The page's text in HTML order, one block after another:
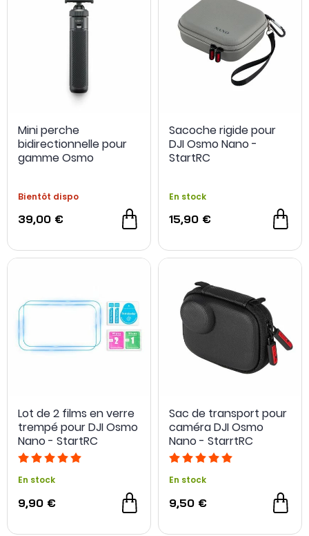
Mini perche
bidirectionnelle pour
gamme Osmo
Bientôt dispo
39,00 €
Sacoche rigide pour
DJI Osmo Nano -
StartRC
En stock
15,90 €
Lot de 2 films en verre
trempé pour DJI Osmo
Nano - StartRC
En stock
9,90 €
Sac de transport pour
caméra DJI Osmo
Nano - StarrtRC
En stock
9,50 €